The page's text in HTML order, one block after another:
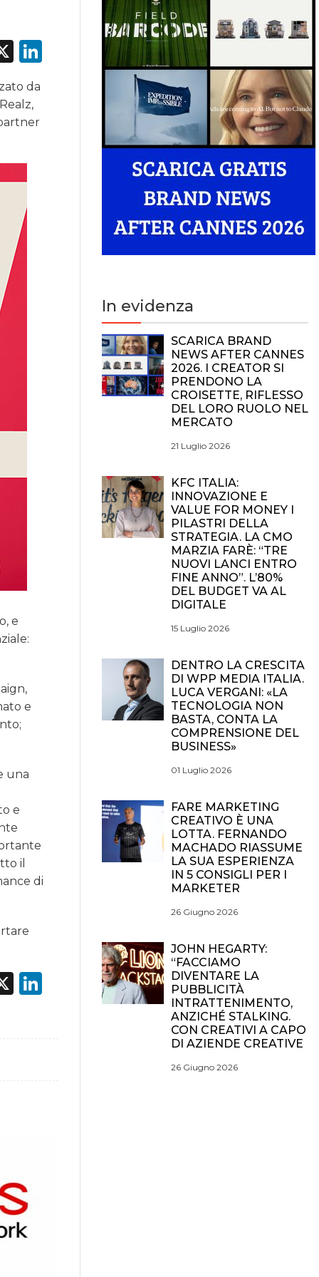
X LinkedIn
da
e
e
una
e
il
di
X LinkedIn
In evidenza
SCARICA BRAND
NEWS AFTER CANNES
2026. I CREATOR SI
PRENDONO LA
CROISETTE, RIFLESSO
DEL LORO RUOLO NEL
MERCATO
21 Luglio 2026
KFC ITALIA:
INNOVAZIONE E
VALUE FOR MONEY I
PILASTRI DELLA
STRATEGIA. LA CMO
MARZIA FARÈ: “TRE
NUOVI LANCI ENTRO
FINE ANNO”. L’80%
DEL BUDGET VA AL
DIGITALE
15 Luglio 2026
DENTRO LA CRESCITA
DI WPP MEDIA ITALIA.
LUCA VERGANI: «LA
TECNOLOGIA NON
BASTA, CONTA LA
COMPRENSIONE DEL
BUSINESS»
01 Luglio 2026
FARE MARKETING
CREATIVO È UNA
LOTTA. FERNANDO
MACHADO RIASSUME
LA SUA ESPERIENZA
IN 5 CONSIGLI PER I
MARKETER
26 Giugno 2026
JOHN HEGARTY:
“FACCIAMO
DIVENTARE LA
PUBBLICITÀ
INTRATTENIMENTO,
ANZICHÉ STALKING.
CON CREATIVI A CAPO
DI AZIENDE CREATIVE
26 Giugno 2026